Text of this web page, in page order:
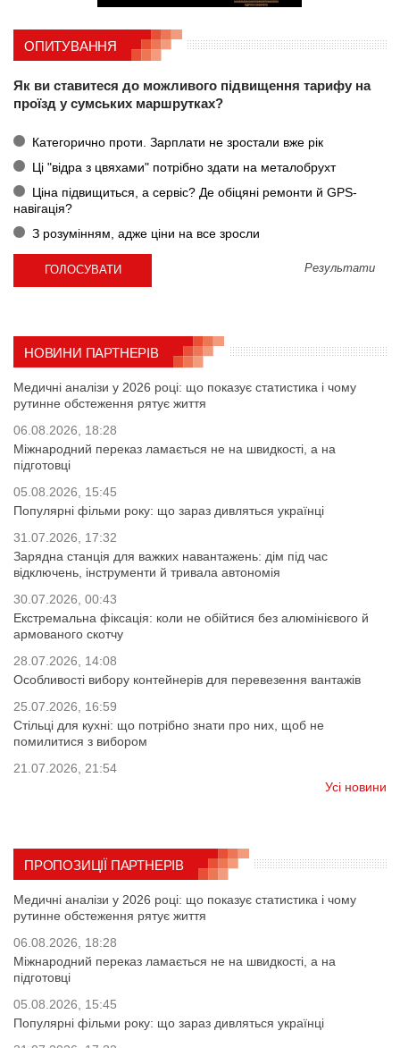
ОПИТУВАННЯ
Як ви ставитеся до можливого підвищення тарифу на
проїзд у сумських маршрутках?
Категорично проти. Зарплати не зростали вже рік
Ці "відра з цвяхами" потрібно здати на металобрухт
Ціна підвищиться, а сервіс? Де обіцяні ремонти й GPS-
навігація?
З розумінням, адже ціни на все зросли
Результати
НОВИНИ ПАРТНЕРІВ
Медичні аналізи у 2026 році: що показує статистика і чому
рутинне обстеження рятує життя
06.08.2026, 18:28
Міжнародний переказ ламається не на швидкості, а на
підготовці
05.08.2026, 15:45
Популярні фільми року: що зараз дивляться українці
31.07.2026, 17:32
Зарядна станція для важких навантажень: дім під час
відключень, інструменти й тривала автономія
30.07.2026, 00:43
Екстремальна фіксація: коли не обійтися без алюмінієвого й
армованого скотчу
28.07.2026, 14:08
Особливості вибору контейнерів для перевезення вантажів
25.07.2026, 16:59
Стільці для кухні: що потрібно знати про них, щоб не
помилитися з вибором
21.07.2026, 21:54
Усі новини
ПРОПОЗИЦІЇ ПАРТНЕРІВ
Медичні аналізи у 2026 році: що показує статистика і чому
рутинне обстеження рятує життя
06.08.2026, 18:28
Міжнародний переказ ламається не на швидкості, а на
підготовці
05.08.2026, 15:45
Популярні фільми року: що зараз дивляться українці